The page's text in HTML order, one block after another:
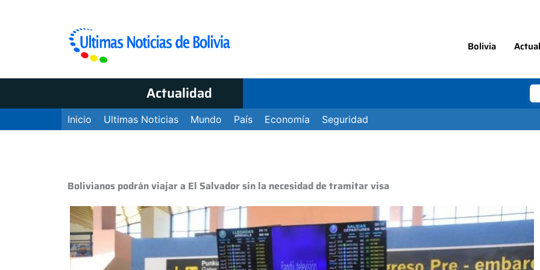
Bolivia
Actualidad
Inicio Ultimas Noticias Mundo País Economía Seguridad
Bolivianos podrán viajar a El Salvador sin la necesidad de tramitar visa